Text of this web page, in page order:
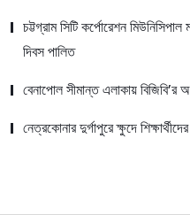
চট্টগ্রাম সিটি কর্পোরেশন
দিবস পালিত
বেনাপোল সীমান্ত এলাকায়
নেত্রকোনার দুর্গাপুরে ক্ষুদে